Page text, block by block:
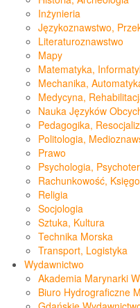
Inżynieria
Językoznawstwo,
Literaturoznawstwo
Mapy
Matematyka,
Mechanika,
Medycyna,
Nauka Języków
Pedagogika,
Politologia,
Prawo
Psychologia,
Rachunkowość,
Religia
Socjologia
Sztuka, Kultura
Technika Morska
Transport, Logistyka
Wydawnictwo
Akademia Marynarki
Biuro Hydrograficzne